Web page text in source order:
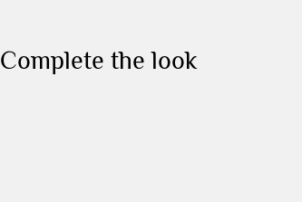
Complete the look